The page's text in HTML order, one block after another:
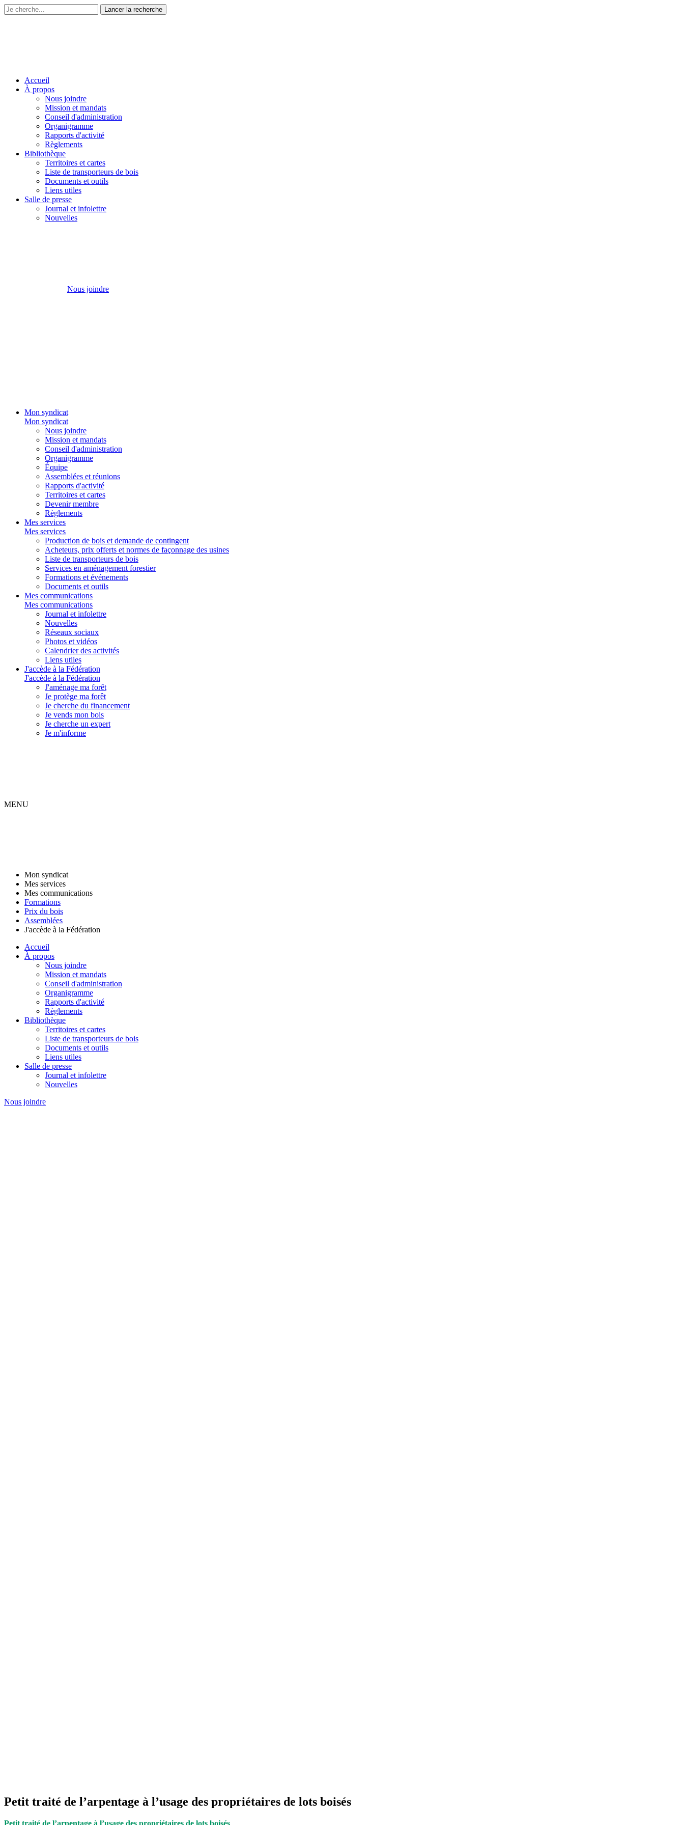
Accueil
À propos
Nous joindre
Mission et mandats
Conseil d'administration
Organigramme
Rapports d'activité
Règlements
Bibliothèque
Territoires et cartes
Liste de transporteurs de bois
Documents et outils
Liens utiles
Salle de presse
Journal et infolettre
Nouvelles
Nous joindre
Mon syndicat
Mon syndicat
Nous joindre
Mission et mandats
Conseil d'administration
Organigramme
Équipe
Assemblées et réunions
Rapports d'activité
Territoires et cartes
Devenir membre
Règlements
Mes services
Mes services
Production de bois et demande de contingent
Acheteurs, prix offerts et normes de façonnage des usines
Liste de transporteurs de bois
Services en aménagement forestier
Formations et événements
Documents et outils
Mes communications
Mes communications
Journal et infolettre
Nouvelles
Réseaux sociaux
Photos et vidéos
Calendrier des activités
Liens utiles
J'accède à la Fédération
J'accède à la Fédération
J'aménage ma forêt
Je protège ma forêt
Je cherche du financement
Je vends mon bois
Je cherche un expert
Je m'informe
MENU
Mon syndicat
Mes services
Mes communications
Formations
Prix du bois
Assemblées
J'accède à la Fédération
Accueil
À propos
Nous joindre
Mission et mandats
Conseil d'administration
Organigramme
Rapports d'activité
Règlements
Bibliothèque
Territoires et cartes
Liste de transporteurs de bois
Documents et outils
Liens utiles
Salle de presse
Journal et infolettre
Nouvelles
Nous joindre
Petit traité de l’arpentage à l’usage des propriétaires de lots boisés
Petit traité de l’arpentage à l’usage des propriétaires de lots boisés